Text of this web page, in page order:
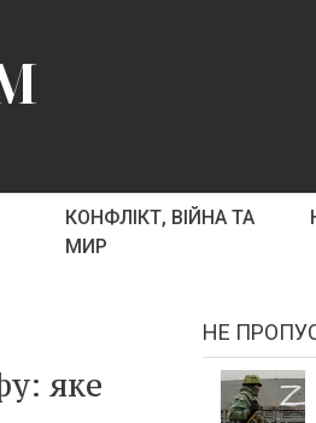
КОНФЛІКТ, ВІЙНА ТА
МИР
яке
НЕ